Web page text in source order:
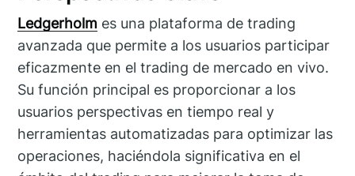
Ledgerholm es una plataforma de trading
avanzada que permite a los usuarios participar
eficazmente en el trading de mercado en vivo.
Su función principal es proporcionar a los
usuarios perspectivas en tiempo real y
herramientas automatizadas para optimizar las
operaciones, haciéndola significativa en el